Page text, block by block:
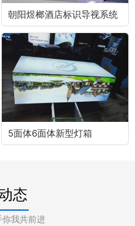
朝阳煜榔酒店标识导视系统
5面体6面体新型灯箱
态
我共前进